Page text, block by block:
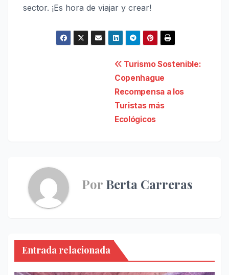
sector. ¡Es hora de viajar y crear!
Turismo Sostenible:
Copenhague
Recompensa a los
Turistas más
Ecológicos
Por Berta Carreras
Entrada relacionada